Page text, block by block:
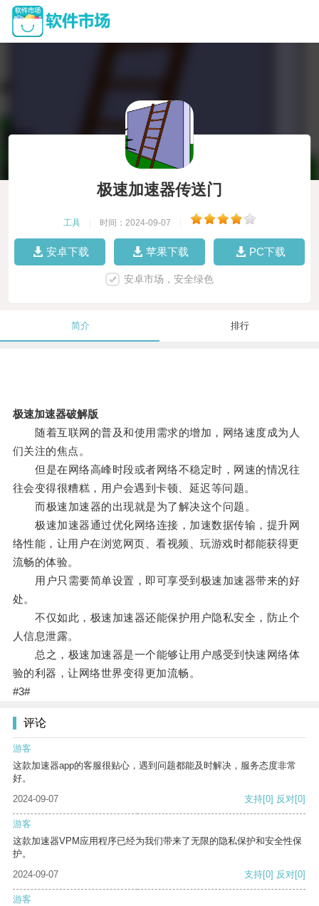
极速加速器传送门
工具 时间：2024-09-07
安卓下载 苹果下载 PC下载
安卓市场，安全绿色
简介 排行
极速加速器破解版
随着互联网的普及和使用需求的增加，网络速度成为人
们关注的焦点。
但是在网络高峰时段或者网络不稳定时，网速的情况往
往会变得很糟糕，用户会遇到卡顿、延迟等问题。
而极速加速器的出现就是为了解决这个问题。
极速加速器通过优化网络连接，加速数据传输，提升网
络性能，让用户在浏览网页、看视频、玩游戏时都能获得更
流畅的体验。
用户只需要简单设置，即可享受到极速加速器带来的好
处。
不仅如此，极速加速器还能保护用户隐私安全，防止个
人信息泄露。
总之，极速加速器是一个能够让用户感受到快速网络体
验的利器，让网络世界变得更加流畅。
#3#
评论
游客
这款加速器app的客服很贴心，遇到问题都能及时解决，服务态度非常
好。
2024-09-07
支持[0] 反对[0]
游客
这款加速器VPM应用程序已经为我们带来了无限的隐私保护和安全性保
护。
2024-09-07
支持[0] 反对[0]
游客